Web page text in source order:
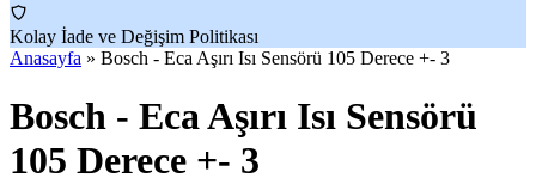
Kolay İade ve Değişim Politikası
Anasayfa » Bosch - Eca Aşırı Isı Sensörü 105 Derece +- 3
Bosch - Eca Aşırı Isı Sensörü
105 Derece +- 3